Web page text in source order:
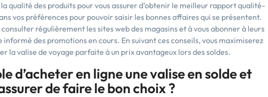
qualité des produits pour vous assurer d’obtenir le meilleur rapport qualité-
vos préférences pour pouvoir saisir les bonnes affaires qui se présentent.
consulter régulièrement les sites web des magasins et à vous abonner à leurs
des promotions en cours. En suivant ces conseils, vous maximiserez
la valise de voyage parfaite à un prix avantageux lors des soldes.
d’acheter en ligne une valise en solde et
de faire le bon choix ?